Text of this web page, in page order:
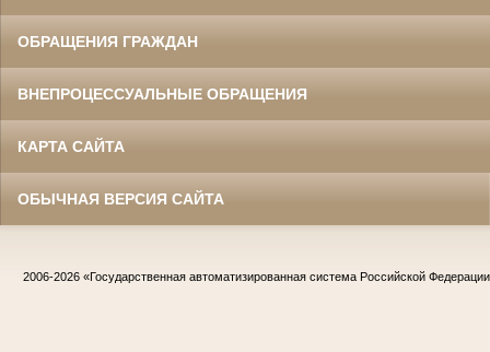
ОБРАЩЕНИЯ ГРАЖДАН
ВНЕПРОЦЕССУАЛЬНЫЕ ОБРАЩЕНИЯ
КАРТА САЙТА
ОБЫЧНАЯ ВЕРСИЯ САЙТА
2006-2026 «Государственная автоматизированная система Российской